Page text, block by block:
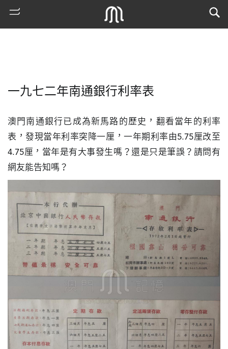
門
搜
閣
寺
巴
一九七二年南通銀行利率表
澳門南通銀行已成為新馬路的歷史，翻看當年的利率
表，發現當年利率突降一厘，一年期利率由5.75厘改至
4.75厘，當年是有大事發生嗎？還是只是筆誤？請問有
網友能告知嗎？